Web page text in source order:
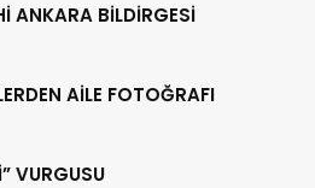
ANKARA BİLDİRGESİ
AİLE FOTOĞRAFI
VURGUSU